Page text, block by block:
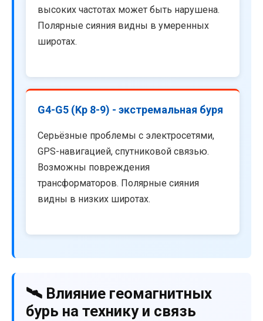
высоких частотах может быть нарушена.
Полярные сияния видны в умеренных
широтах.
G4-G5 (Kp 8-9) - экстремальная буря
Серьёзные проблемы с электросетями,
GPS-навигацией, спутниковой связью.
Возможны повреждения
трансформаторов. Полярные сияния
видны в низких широтах.
🛰️ Влияние геомагнитных
бурь на технику и связь